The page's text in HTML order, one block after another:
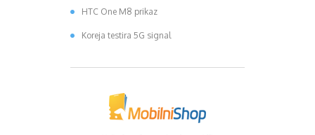
HTC One M8 prikaz
Koreja testira 5G signal